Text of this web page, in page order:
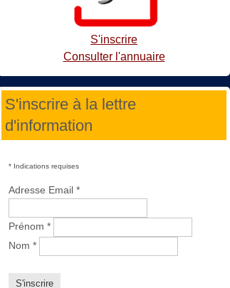
S'inscrire
Consulter l'annuaire
S'inscrire à la lettre
d'information
* Indications requises
Adresse Email *
Prénom *
Nom *